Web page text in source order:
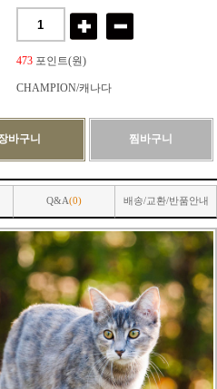
473포인트(원)
CHAMPION/캐나다
Q&A(0) 배송/교환/반품안내